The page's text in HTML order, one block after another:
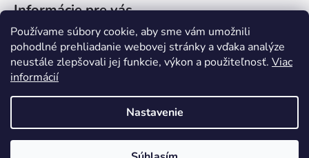
Používame súbory cookie, aby sme vám umožnili
pohodlné prehliadanie webovej stránky a vďaka analýze
neustále zlepšovali jej funkcie, výkon a použiteľnosť. Viac
informácií
Nastavenie
Informácie pre vás
Predajňa Vráble
Predajňa Pieštany
Ako nakupovať